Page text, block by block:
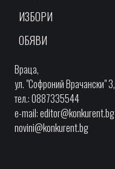
ИЗБОРИ
ОБЯВИ
Враца,
ул. "Софроний Врачански" 3,
тел.: 0887335544
e-mail:editor@konkurent.bg
novini@konkurent.bg